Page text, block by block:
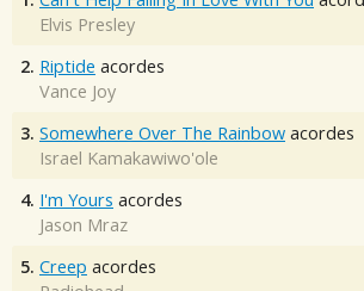
Elvis Presley
2. Riptide acordes
Vance Joy
3. Somewhere Over The Rainbow acordes
Israel Kamakawiwo'ole
4. I'm Yours acordes
Jason Mraz
5. Creep acordes